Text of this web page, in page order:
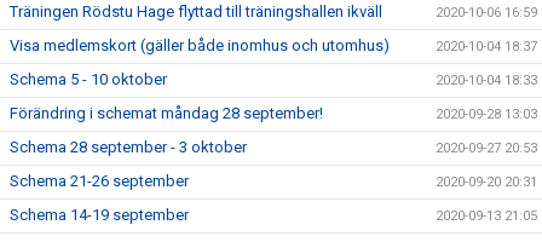
Träningen Rödstu Hage flyttad till träningshallen ikväll 2020-10-06 16:59
Visa medlemskort (gäller både inomhus och utomhus) 2020-10-04 18:37
Schema 5 - 10 oktober 2020-10-04 18:33
Förändring i schemat måndag 28 september! 2020-09-28 13:03
Schema 28 september - 3 oktober 2020-09-27 20:53
Schema 21-26 september 2020-09-20 20:31
Schema 14-19 september 2020-09-13 21:05